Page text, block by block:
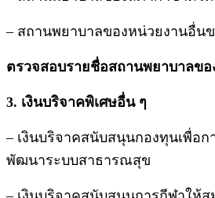
– สถานพยาบาลของหน่วยงานอื่น
ตรวจสอบรายชื่อสถานพยาบาลข
3. เงินบริจาคพิเศษอื่น ๆ
– เงินบริจาคสนับสนุนกองทุนเพื่อ
พัฒนาระบบสาธารณสุข